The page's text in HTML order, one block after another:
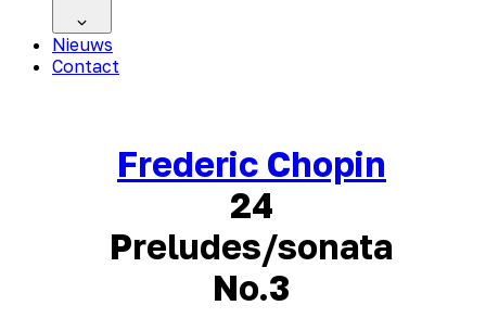
Nieuws
Contact
Frederic Chopin
24
Preludes/sonata
No.3